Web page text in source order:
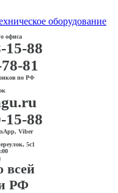
офиса
15-88
81
по РФ
15-88
Viber
5с1
всей
РФ